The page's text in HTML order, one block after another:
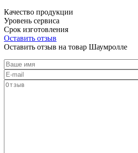
Качество продукции
Уровень сервиса
Срок изготовления
Оставить отзыв
Оставить отзыв на товар Шаумролле